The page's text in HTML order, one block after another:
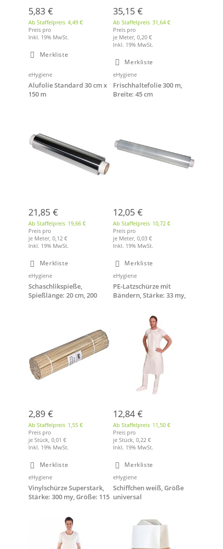
5,83 €
Ab Staffelpreis 4,49 €
Preis pro
Inkl. 19% MwSt.
Merkliste
35,15 €
Ab Staffelpreis 31,64 €
Preis pro
je Meter,0,20 €
Inkl. 19% MwSt.
Merkliste
eHygiene
Alufolie Standard 30 cm x
150 m
21,85 €
Ab Staffelpreis 19,66 €
Preis pro
je Meter, 0,12 €
Inkl. 19% MwSt.
Merkliste
eHygiene
Frischhaltefolie 300 m,
Breite: 45 cm
12,05 €
Ab Staffelpreis 10,72 €
Preis pro
je Meter,0,03 €
Inkl. 19% MwSt.
Merkliste
eHygiene
Schaschlikspieße,
Spießlänge: 20 cm, 200
2,89 €
Ab Staffelpreis 1,55 €
Preis pro
je Stück, 0,01 €
Inkl. 19% MwSt.
Merkliste
eHygiene
PE-Latzschürze mit
Bändern, Stärke: 33 my,
12,84 €
Ab Staffelpreis 11,50 €
Preis pro
je Stück,0,22 €
Inkl. 19% MwSt.
Merkliste
eHygiene
Vinylschürze Superstark,
Stärke: 300 my, Größe: 115
eHygiene
Schiffchen weiß, Größe
universal